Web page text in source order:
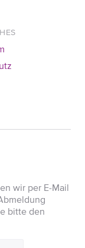
wir per E-Mail
bitte den